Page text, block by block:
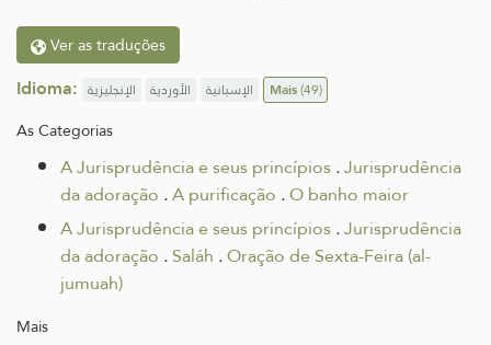
Ver as traduções
Idioma: الإنجليزية الأوردية الإسبانية Mais(49)
As Categorias
A Jurisprudência e seus princípios.Jurisprudência
da adoração .A purificação .O banho maior
A Jurisprudência e seus princípios.Jurisprudência
da adoração .Saláh .Oração de Sexta-Feira (al-
jumuah)
Mais